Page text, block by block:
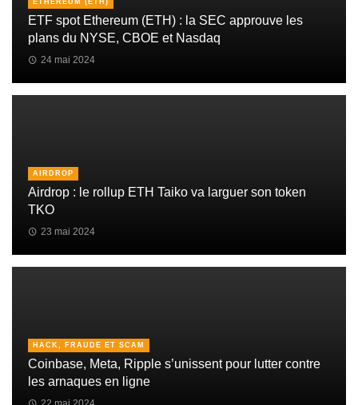
ETHEREUM (ETH)
ETF spot Ethereum (ETH) : la SEC approuve les
plans du NYSE, CBOE et Nasdaq
24 mai 2024
AIRDROP
Airdrop : le rollup ETH Taiko va larguer son token
TKO
23 mai 2024
HACK, FRAUDE ET SCAM
Coinbase, Meta, Ripple s’unissent pour lutter contre
les arnaques en ligne